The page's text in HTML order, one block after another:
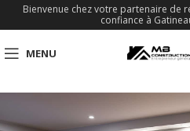
Bienvenue chez votre partenaire de
confiance à
MENU